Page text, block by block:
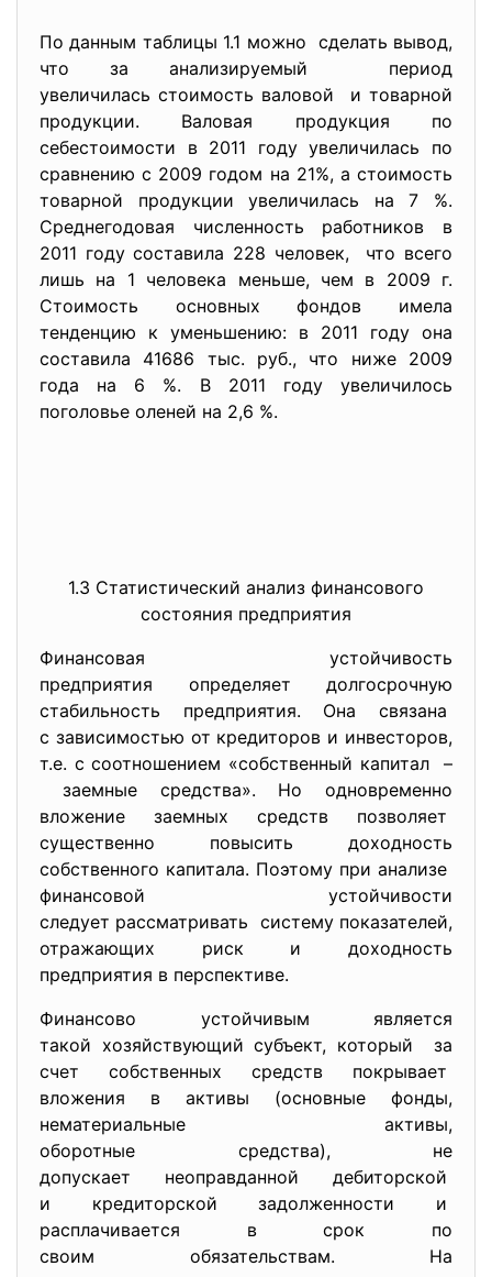
По данным таблицы 1.1 можно сделать вывод,
что за анализируемый период
увеличилась стоимость валовой и товарной
продукции. Валовая продукция по
себестоимости в 2011 году увеличилась по
сравнению с 2009 годом на 21%, а стоимость
товарной продукции увеличилась на 7 %.
Среднегодовая численность работников в
2011 году составила 228 человек, что всего
лишь на 1 человека меньше, чем в 2009 г.
Стоимость основных фондов имела
тенденцию к уменьшению: в 2011 году она
составила 41686 тыс. руб., что ниже 2009
года на 6 %. В 2011 году увеличилось
поголовье оленей на 2,6 %.
1.3 Статистический анализ финансового
состояния предприятия
Финансовая устойчивость
предприятия определяет долгосрочную
стабильность предприятия. Она связана
с зависимостью от кредиторов и инвесторов,
т.е. с соотношением «собственный капитал –
заемные средства». Но одновременно
вложение заемных средств позволяет
существенно повысить доходность
собственного капитала. Поэтому при анализе
финансовой устойчивости
следует рассматривать систему показателей,
отражающих риск и доходность
предприятия в перспективе.
Финансово устойчивым является
такой хозяйствующий субъект, который за
счет собственных средств покрывает
вложения в активы (основные фонды,
нематериальные активы,
оборотные средства), не
допускает неоправданной дебиторской
и кредиторской задолженности и
расплачивается в срок по
своим обязательствам. На